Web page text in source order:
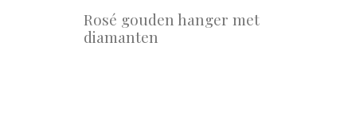
Rosé gouden hanger met
diamanten